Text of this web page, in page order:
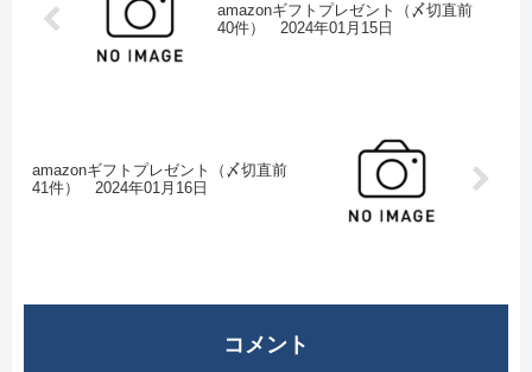
amazonギフトプレゼント（〆切直前
40件） 2024年01月15日
amazonギフトプレゼント（〆切直前
41件） 2024年01月16日
コメント